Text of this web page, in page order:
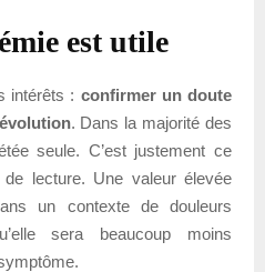
est utile
intérêts : confirmer un doute
. Dans la majorité des
seule. C’est justement ce
lecture. Une valeur élevée
un contexte de douleurs
sera beaucoup moins